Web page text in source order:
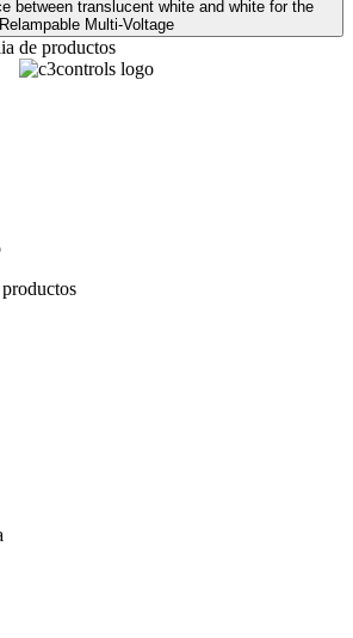
between translucent white and white for the
Relampable Multi-Voltage
de productos